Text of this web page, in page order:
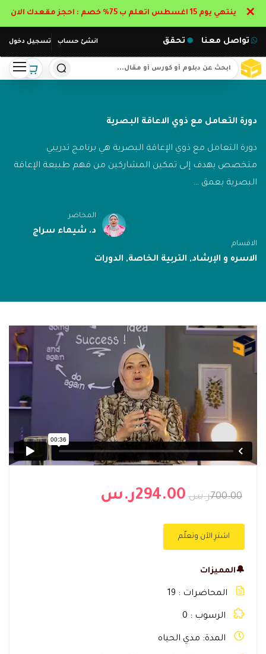
انشئ حساب تسجيل دخول تواصل معنا تحقق
دورة التعامل مع ذوي الاعاقة البصرية
دورة التعامل مع ذوي الإعاقة البصرية هي برنامج تدريبي
متخصص يهدف إلى تمكين المشاركين من فهم طبيعة الإعاقة
البصرية بعمق …
المحاضر
د. شيماء سراج
الاقسام
الاسره و الإرشاد, التربية الخاصة, الدورات
700.00ر.س 294.00ر.س
اشترِ الآن وتعلّم
🔔المميزات
المحاضرات 19
الرسوب 0
المدة مدي الحياه
ينتهي يوم 15 اغسطس اتعلم ب 75% خصم : احجز مقعدك الان ✕